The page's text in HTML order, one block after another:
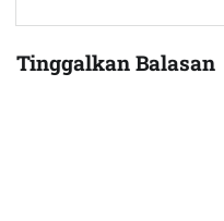
Tinggalkan Balasan